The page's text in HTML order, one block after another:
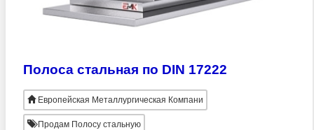
Полоса стальная по DIN 17222
Европейская Металлургическая Компани
Продам Полосу стальную